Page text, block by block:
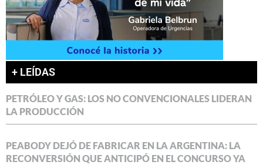
+ LEÍDAS
PETRÓLEO Y GAS: LOS NO CONVENCIONALES LIDERAN
LA PRODUCCIÓN
PEABODY DEJÓ DE FABRICAR EN LA ARGENTINA: LA
RECONVERSIÓN QUE ANTICIPÓ EN EL CONCURSO YA